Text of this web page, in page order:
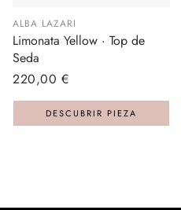
ALBA LAZARI
Limonata Yellow · Top de
Seda
Precio
regular
220,00 €
DESCUBRIR PIEZA